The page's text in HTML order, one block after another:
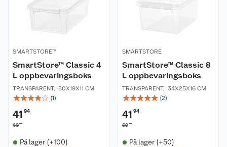
SMARTSTORE™
SmartStore™ Classic 4
L oppbevaringsboks
TRANSPARENT, 30X19X11 CM
☆☆☆☆☆ (1)
41 94
6990
På lager (+100)
SMARTSTORE
SmartStore™ Classic 8
L oppbevaringsboks
TRANSPARENT, 34X25X16 CM
☆☆☆☆☆ (2)
41 94
6990
På lager (+50)